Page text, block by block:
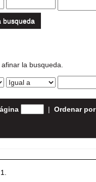
busqueda
la busqueda.
| Ordenar por